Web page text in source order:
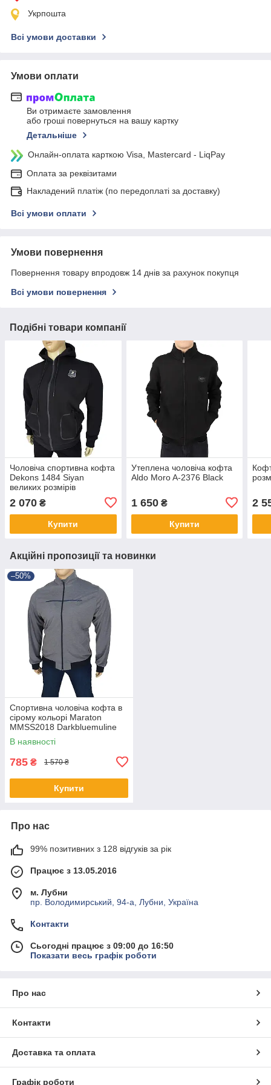
Укрпошта
Всі умови доставки
Умови оплати
Ви отримаєте замовлення
або гроші повернуться на вашу картку
Детальніше
Онлайн-оплата карткою Visa, Mastercard - LiqPay
Оплата за реквізитами
Накладений платіж (по передоплаті за доставку)
Всі умови оплати
Умови повернення
Повернення товару впродовж 14 днів за рахунок покупця
Всі умови повернення
Подібні товари компанії
Чоловіча спортивна кофта
Dekons 1484 Siyan
великих розмірів
2 070 ₴
Купити
Утеплена чоловіча кофта
Aldo Moro A-2376 Black
1 650₴
Купити
2
Акційні пропозиції та новинки
–50%
Спортивна чоловіча кофта в
сірому кольорі Maraton
MMSS2018 Darkbluemuline
В наявності
785 ₴ 1 570 ₴
Купити
Про нас
99% позитивних з 128 відгуків за рік
Працює з 13.05.2016
м. Лубни
пр. Володимирський, 94-а, Лубни, Україна
Контакти
Сьогодні працює з 09:00 до 16:50
Показати весь графік роботи
Про нас
Контакти
Доставка та оплата
Графік роботи